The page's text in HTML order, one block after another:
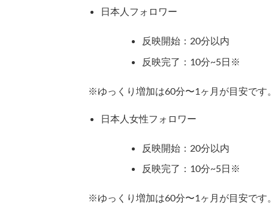
日本人フォロワー
反映開始：20分以内
反映完了：10分~5日※
※ゆっくり増加は60分〜1ヶ月が目安です。
日本人女性フォロワー
反映開始：20分以内
反映完了：10分~5日※
※ゆっくり増加は60分〜1ヶ月が目安です。